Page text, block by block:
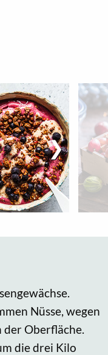
Nüsse, wegen
Oberfläche.
die drei Kilo